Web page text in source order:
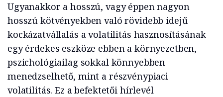
Ugyanakkor a hosszú, vagy éppen nagyon
hosszú kötvényekben való rövidebb idejű
kockázatvállalás a volatilitás hasznosításának
egy érdekes eszköze ebben a környezetben,
pszichológiailag sokkal könnyebben
menedzselhető, mint a részvénypiaci
volatilitás. Ez a befektetői hírlevél